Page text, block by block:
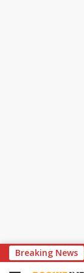
k
Breaking News
Hasil Thomas